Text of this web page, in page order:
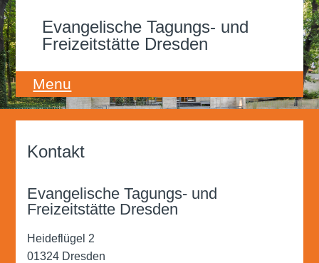
Evangelische Tagungs- und
Freizeitstätte Dresden
Menu
Haus & Ausstattung
Buchung & Preise
Freizeit & Bildung
Kontakt
Evangelische Tagungs- und
Freizeitstätte Dresden
Heideflügel 2
01324 Dresden